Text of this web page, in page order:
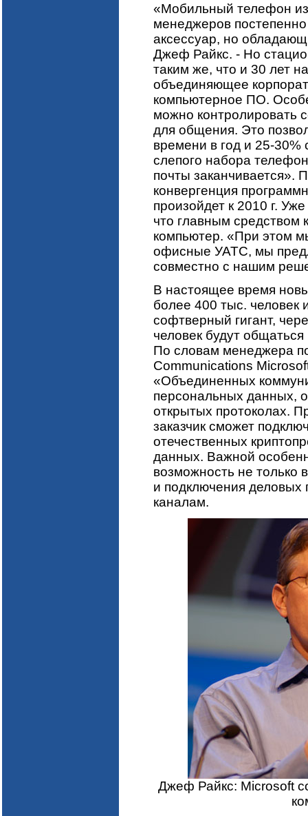
«Мобильный телефон из
менеджеров
аксессуар, но
Джеф Райкс. - Но
таким же, что и 30 лет
объединяющее
компьютерное ПО.
можно контролировать
для общения. Это
времени в год и 25-30%
слепого набора
почты заканчивается».
конвергенция
произойдет к 2010 г.
что главным средством
компьютер. «При этом
офисные УАТС, мы
совместно с нашим
В настоящее время
более 400 тыс. человек
софтверный гигант,
человек будут
По словам менеджера
Communications
«Объединенных
персональных данных,
открытых протоколах.
заказчик сможет
отечественных
данных. Важной
возможность не только
и подключения
каналам.
Джеф Райкс: Microsoft